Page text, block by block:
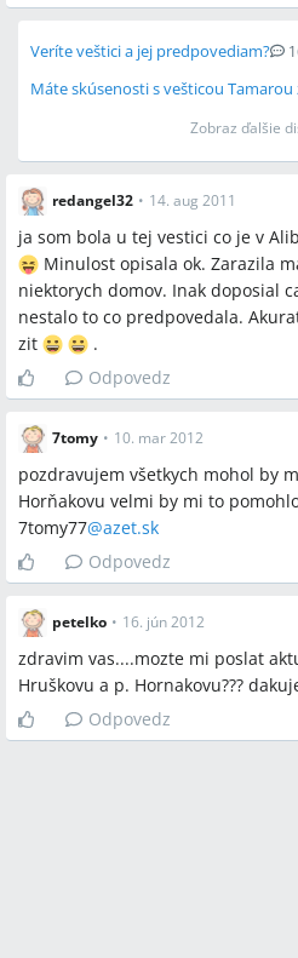
Veríte veštici a jej predpovediam?
Máte skúsenosti s vešticou Tamarou
Zobraz ďalšie
redangel32 • 14. aug 2011
ja som bola u tej vestici co je v
Minulost opisala ok. Zarazila
niektorych domov. Inak doposial
nestalo to co predpovedala.
zit
.
Odpovedz
7tomy • 10. mar 2012
pozdravujem všetkych mohol by
Horňakovu velmi by mi to
7tomy77@azet.sk
Odpovedz
petelko • 16. jún 2012
zdravim vas....mozte mi poslat
Hruškovu a p. Hornakovu???
Odpovedz